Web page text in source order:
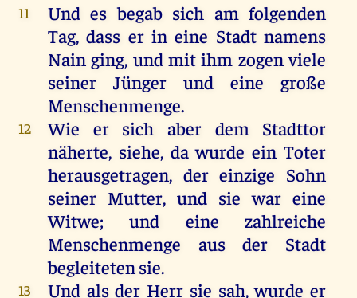
11 Und es begab sich am folgenden
Tag, dass er in eine Stadt namens
Nain ging, und mit ihm zogen viele
seiner
Jünger und eine
große
Menschenmenge.
12 Wie er sich aber dem
Stadttor
näherte, siehe, da wurde ein Toter
herausgetragen, der einzige Sohn
seiner Mutter, und sie war eine
Witwe;und eine zahlreiche
Menschenmenge aus der
Stadt
begleitetensie.
13 Und als der Herr sie sah,wurde er